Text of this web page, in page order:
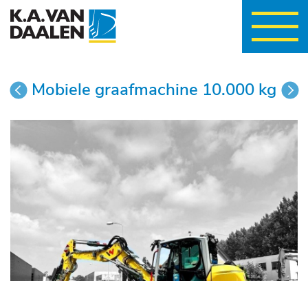
Mobiele graafmachine 10.000 kg
vorige